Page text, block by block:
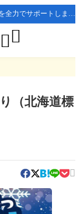
季節のイベント情報の発信や日常生活での『困った！』を全力でサポートします。

（北海道標
